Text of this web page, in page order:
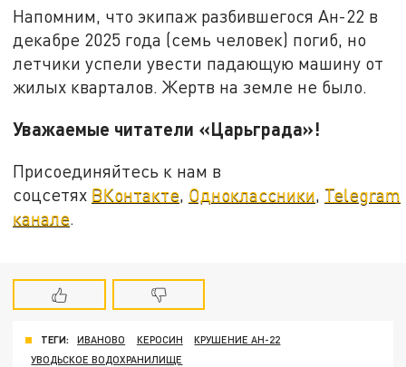
Напомним, что экипаж разбившегося Ан-22 в
декабре 2025 года (семь человек) погиб, но
летчики успели увести падающую машину от
жилых кварталов. Жертв на земле не было.
Уважаемые читатели «Царьграда»!
Присоединяйтесь к нам в
соцсетях ВКонтакте, Одноклассники, Telegram
канале.
ТЕГИ: ИВАНОВО КЕРОСИН
КРУШЕНИЕ АН-22
УВОДЬСКОЕ ВОДОХРАНИЛИЩЕ